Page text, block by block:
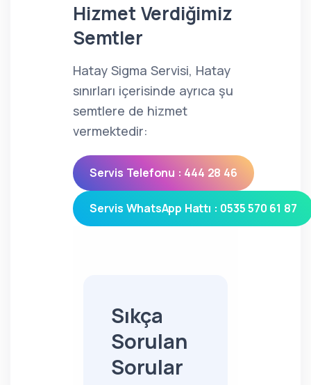
Hizmet Verdiğimiz
Semtler
Hatay Sigma Servisi, Hatay
sınırları içerisinde ayrıca şu
semtlere de hizmet
vermektedir:
Servis Telefonu : 444 28 46
Servis WhatsApp Hattı : 0535 570 61 87
Sıkça
Sorulan
Sorular